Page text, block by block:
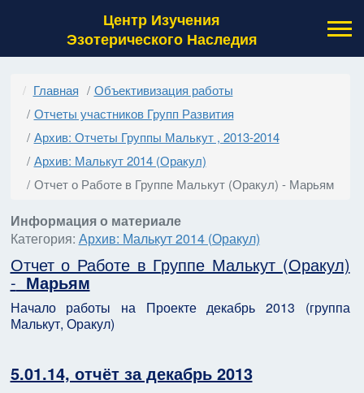
Центр Изучения
Эзотерического Наследия
Главная
Объективизация работы
Отчеты участников Групп Развития
Архив: Отчеты Группы Малькут , 2013-2014
Архив: Малькут 2014 (Оракул)
Отчет о Работе в Группе Малькут (Оракул) - Марьям
Информация о материале
Категория: Архив: Малькут 2014 (Оракул)
Отчет о Работе в Группе Малькут (Оракул)
- Марьям
Начало работы на Проекте декабрь 2013 (группа
Малькут, Оракул)
5.01.14, отчёт за декабрь 2013